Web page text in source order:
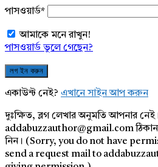
পাসওয়ার্ড*
আমাকে মনে রাখুন!
পাসওয়ার্ড ভুলে গেছেন?
একাউন্ট নেই? এখানে সাইন আপ করুন
দুঃক্ষিত, ব্লগ লেখার অনুমতি আপনার
addabuzzauthor@gmail.com
নিন। (Sorry, you do not have
send a request mail to